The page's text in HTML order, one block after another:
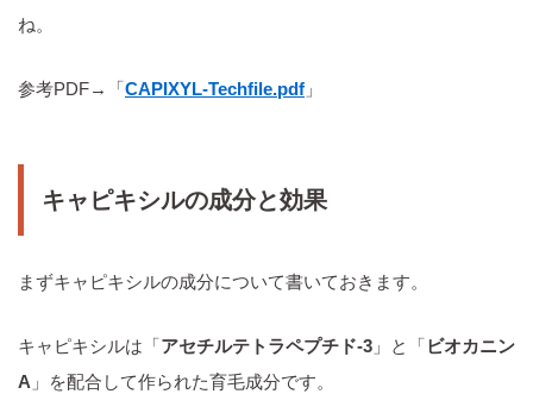
ね。
参考PDF→「CAPIXYL-Techfile.pdf 」
キャピキシルの成分と効果
まずキャピキシルの成分について書いておきます。
キャピキシルは「アセチルテトラペプチド‐3 」と「ビオカニン
A 」を配合して作られた育毛成分です。